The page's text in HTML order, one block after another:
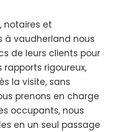
notaires et
à vaudherland nous
de leurs clients pour
rapports rigoureux,
la visite, sans
prenons en charge
occupants, nous
en un seul passage